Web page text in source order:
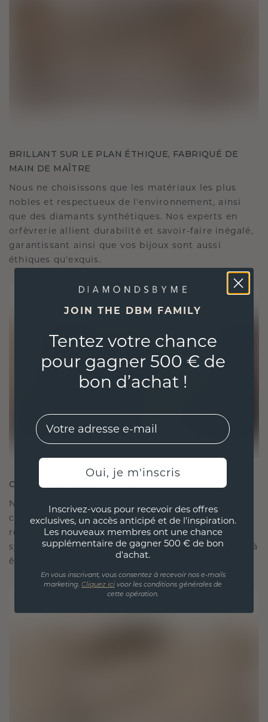
BRILLANT SUR LE PLAN ÉTHIQUE, FABRIQUÉ DE
MAIN DE MAÎTRE
Nous ne choisissons que les matériaux les plus
nobles et respectueux de l'environnement, ainsi
que des diamants synthétiques. Nos experts en
orfèvrerie allient durabilité et savoir-faire inégalé,
garantissant ainsi que vos bijoux sont aussi
éthiques qu'exquis.
CRÉÉ POUR LA CONNEXION
Notre philosophie en matière de design est de
créer des liens, chaque pièce étant conçue pour
résister à l'épreuve du temps. Elle devient votre
symbole d'amour et de moments chéris, destinée à
être portée et chérie pour toujours.
JOIN THE DBM FAMILY
Tentez votre chance
pour gagner 500 € de
bon d’achat !
EMail
Oui, je m'inscris
Inscrivez-vous pour recevoir des offres
exclusives, un accès anticipé et de l'inspiration.
Les nouveaux membres ont une chance
supplémentaire de gagner 500 € de bon
d'achat.
En vous inscrivant, vous consentez à recevoir nos e-mails
marketing. Cliquez ici voor les conditions générales de
cette opération.